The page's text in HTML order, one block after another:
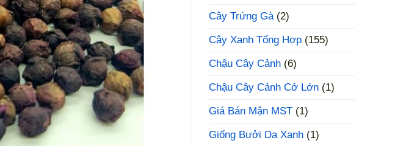
Cây Trứng Gà (2)
Cây Xanh Tổng Hợp (155)
Chậu Cây Cảnh (6)
Chậu Cây Cảnh Cở Lớn (1)
Giá Bán Mận MST (1)
Giống Bưởi Da Xanh (1)